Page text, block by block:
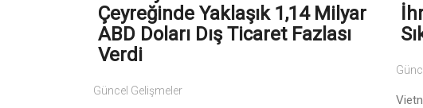
Çeyreğinde Yaklaşık 1,14 Milyar
ABD Doları Dış Ticaret Fazlası
Verdi
Güncel Gelişmeler